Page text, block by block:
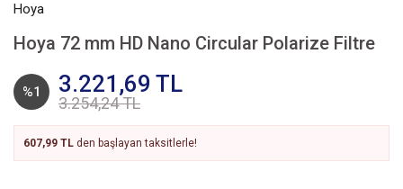
Hoya
Hoya 72 mm HD Nano Circular Polarize Filtre
%1 3.221,69 TL
3.254,24 TL
607,99 TL den başlayan taksitlerle!